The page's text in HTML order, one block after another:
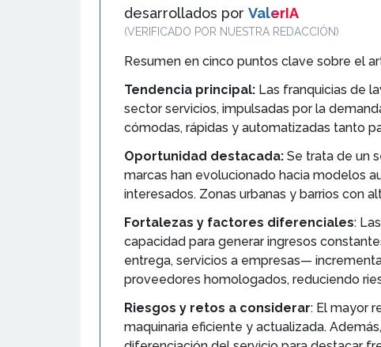
desarrollados por ValerIA
(VERIFICADO POR NUESTRA REDACCIÓN)
Resumen en cinco puntos clave sobre el
Tendencia principal: Las franquicias de
sector servicios, impulsadas por la
cómodas, rápidas y automatizadas tanto
Oportunidad destacada: Se trata de un
marcas han evolucionado hacia modelos
interesados. Zonas urbanas y barrios con
Fortalezas y factores diferenciales:
capacidad para generar ingresos
entrega, servicios a empresas—
proveedores homologados, reduciendo
Riesgos y retos a considerar: El mayor
maquinaria eficiente y actualizada.